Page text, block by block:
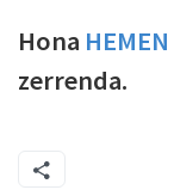
Hona HEMEN
zerrenda.